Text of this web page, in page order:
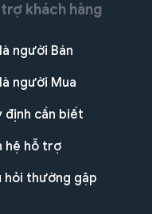
trợ khách hàng
người Bán
người Mua
định cần biết
hệ hỗ trợ
hỏi thường gặp